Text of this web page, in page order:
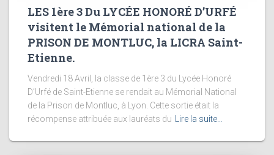
LES 1ère 3 Du LYCÉE HONORÉ D’URFÉ
visitent le Mémorial national de la
PRISON DE MONTLUC, la LICRA Saint-
Etienne.
Vendredi 18 Avril, la classe de 1ère 3 du Lycée Honoré
D’Urfé de Saint-Etienne se rendait au Mémorial National
de la Prison de Montluc, à Lyon. Cette sortie était la
récompense attribuée aux lauréats du
Lire la suite…